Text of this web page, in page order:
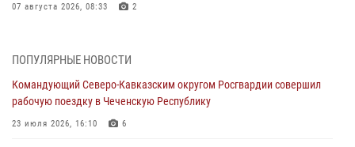
07 августа 2026, 08:33 2
проникнуть на охраняемый объект через крышу (видео)
Представители Росгвардии и руководство Свердловского
творческого союза журналистов обсудили вопросы взаимодействия
ПОПУЛЯРНЫЕ НОВОСТИ
Командующий Северо-Кавказским округом Росгвардии совершил
рабочую поездку в Чеченскую Республику
23 июля 2026, 16:10 6